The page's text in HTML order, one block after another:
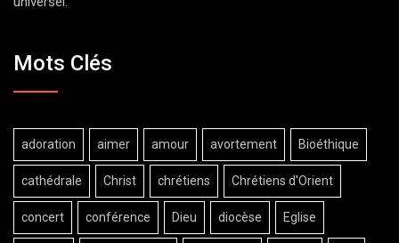
Mots Clés
adoration aimer amour avortement Bioéthique
cathédrale Christ chrétiens Chrétiens d'Orient
concert conférence Dieu diocèse Eglise